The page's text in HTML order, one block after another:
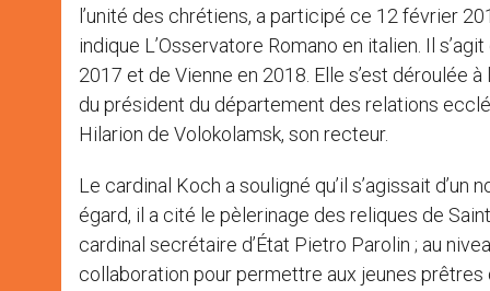
l’unité des chrétiens, a participé ce 12 février
indique L’Osservatore Romano en italien. Il
2017 et de Vienne en 2018. Elle s’est déroulée
du président du département des relations
Hilarion de Volokolamsk, son recteur.
Le cardinal Koch a souligné qu’il s’agissait
égard, il a cité le pèlerinage des reliques de
cardinal secrétaire d’État Pietro Parolin ; au
collaboration pour permettre aux jeunes prêtres